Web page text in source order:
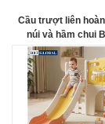
Cầu trượt liên
núi và hầm chui
BSL412